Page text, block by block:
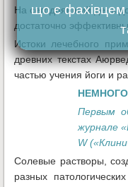
На сегодняшний день
достаточно
Истоки лечебного
древних текстах
частью учения йоги и
Первым
журнале
W
Солевые растворы,
разных
що є фахівцем